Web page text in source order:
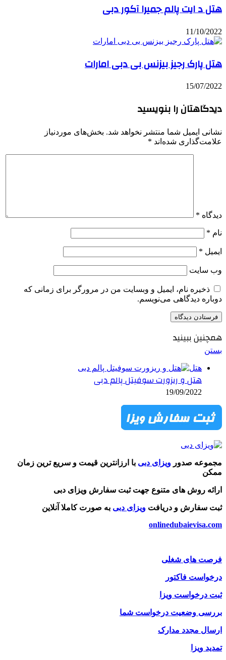
هتل د ایت پالم جمیرا آکور دبی
11/10/2022
هتل پارک رجیز بیزنس بی دبی امارات
15/07/2022
دیدگاهتان را بنویسید
نشانی ایمیل شما منتشر نخواهد شد. بخش‌های موردنیاز
علامت‌گذاری شده‌اند *
دیدگاه *
نام *
ایمیل *
وب‌ سایت
ذخیره نام، ایمیل و وبسایت من در مرورگر برای زمانی که
دوباره دیدگاهی می‌نویسم.
همچنین ببینید
بستن
هتل
هتل و ریزورت سوفیتل پالم دبی
19/09/2022
مجموعه صدور ویزای دبی با ارزانترین قیمت و سریع ترین زمان
ممکن
ارائه روش های متنوع جهت ثبت سفارش ویزای دبی
ثبت سفارش و دریافت ویزای دبی به صورت کاملا آنلاین
onlinedubaievisa.com
فرصت های شغلی
درخواست فاکتور
ثبت درخواست ویزا
بررسی وضعیت درخواست شما
ارسال مجدد مدارک
تمدید ویزا